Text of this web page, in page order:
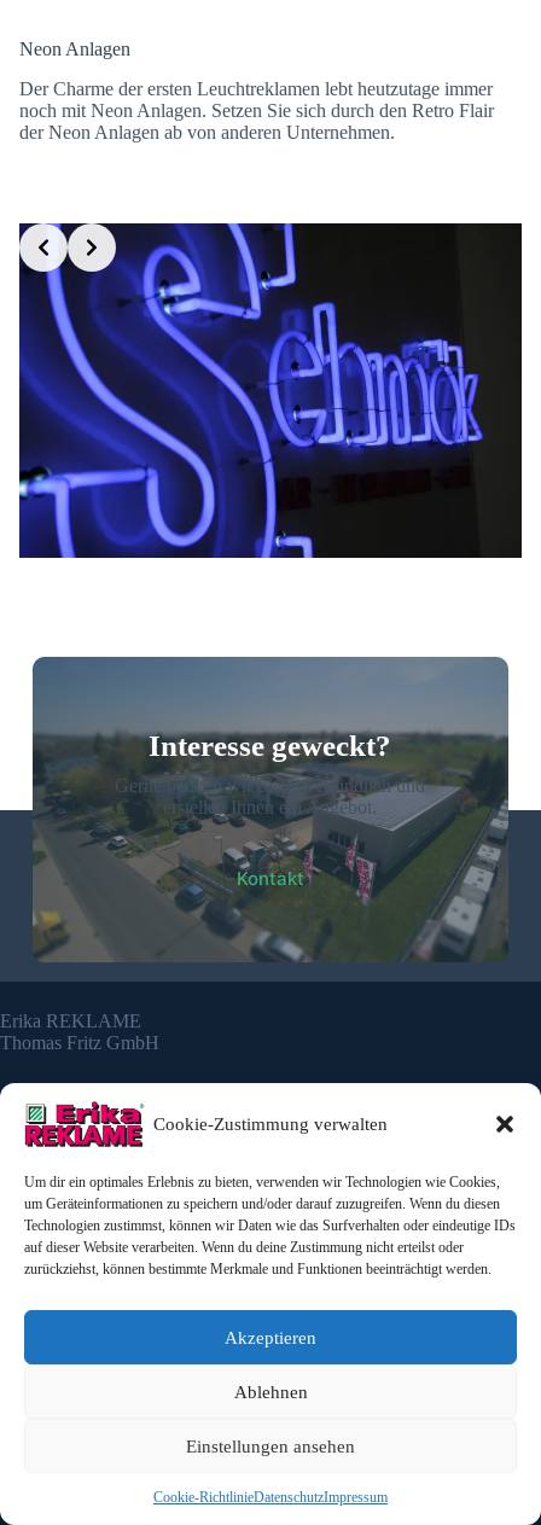
Cookie-Zustimmung verwalten
Um dir ein optimales Erlebnis zu bieten, verwenden wir Technologien wie Cookies,
um Geräteinformationen zu speichern und/oder darauf zuzugreifen. Wenn du diesen
Technologien zustimmst, können wir Daten wie das Surfverhalten oder eindeutige IDs
auf dieser Website verarbeiten. Wenn du deine Zustimmung nicht erteilst oder
zurückziehst, können bestimmte Merkmale und Funktionen beeinträchtigt werden.
Akzeptieren
Ablehnen
Einstellungen ansehen
Cookie-RichtlinieDatenschutzImpressum
Neon Anlagen
Der Charme der ersten Leuchtreklamen lebt heutzutage immer
noch mit Neon Anlagen. Setzen Sie sich durch den Retro Flair
der Neon Anlagen ab von anderen Unternehmen.
Slide 4 of 5
Interesse geweckt?
Gerne beraten wir Sie unverbindlich und
erstellen Ihnen ein Angebot.
Kontakt
Erika REKLAME
Thomas Fritz GmbH
Dörnbergstr. 7, 34233 Fuldatal
0561 / 981 77 - 0
E-Mail
Über uns
Über uns
Lichtwerbeanlagen
Beschriftungen